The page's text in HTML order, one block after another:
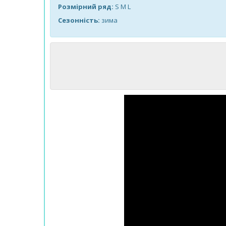
Розмірний ряд: S M L
Сезонність: зима